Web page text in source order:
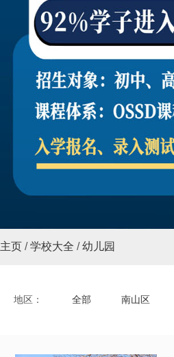
主页/学校大全 /幼儿园
地区： 全部 南山区